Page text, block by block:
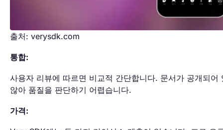
출처: verysdk.com
통합:
사용자 리뷰에 따르면 비교적 간단합니다. 문서가 공개되어
않아 품질을 판단하기 어렵습니다.
가격: